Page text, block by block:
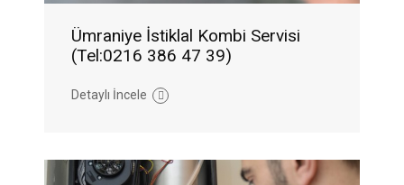
Ümraniye İstiklal Kombi Servisi
(Tel:0216 386 47 39)
Detaylı İncele